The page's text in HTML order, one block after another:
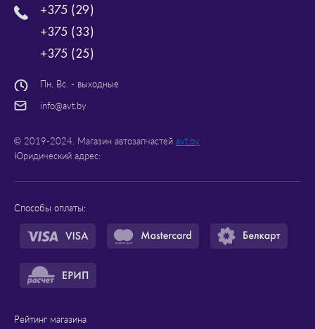
+375 (29)
+375 (33)
+375 (25)
Пн. Вс. - выходные
info@avt.by
© 2019-2024. Магазин автозапчастей avt.by
Юридический адрес:
Способы оплаты:
Рейтинг магазина